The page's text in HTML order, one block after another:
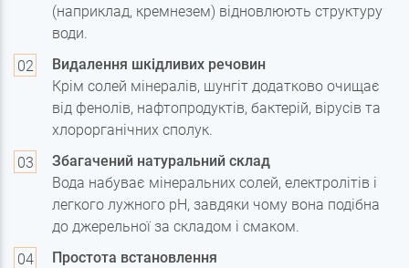
(наприклад, кремнезем) відновлюють структуру
води.
Видалення шкідливих речовин
Крім солей мінералів, шунгіт додатково очищає
від фенолів, нафтопродуктів, бактерій, вірусів та
хлорорганічних сполук.
Збагачений натуральний склад
Вода набуває мінеральних солей, електролітів і
легкого лужного pH, завдяки чому вона подібна
до джерельної за складом і смаком.
Простота встановлення